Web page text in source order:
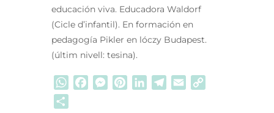
educación viva. Educadora Waldorf
(Cicle d’infantil). En formación en
pedagogía Pikler en lóczy Budapest.
(últim nivell: tesina).
WhatsApp
Facebook
Messenger
PinterestLinkedInTelegram
Email